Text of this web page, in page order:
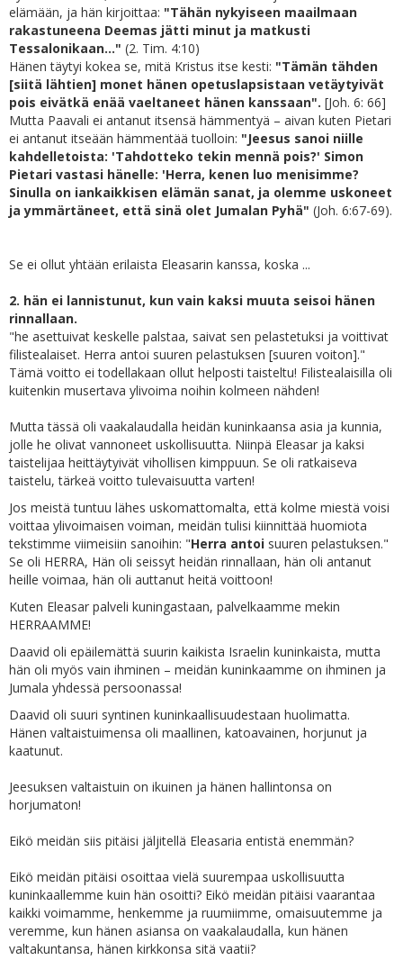
elämään, ja hän kirjoittaa: "Tähän nykyiseen maailmaan
rakastuneena Deemas jätti minut ja matkusti
Tessalonikaan..." (2. Tim. 4:10)
Hänen täytyi kokea se, mitä Kristus itse kesti: "Tämän tähden
[siitä lähtien] monet hänen opetuslapsistaan vetäytyivät
pois eivätkä enää vaeltaneet hänen kanssaan". [Joh. 6: 66]
Mutta Paavali ei antanut itsensä hämmentyä – aivan kuten Pietari
ei antanut itseään hämmentää tuolloin: "Jeesus sanoi niille
kahdelletoista: 'Tahdotteko tekin mennä pois?' Simon
Pietari vastasi hänelle: 'Herra, kenen luo menisimme?
Sinulla on iankaikkisen elämän sanat, ja olemme uskoneet
ja ymmärtäneet, että sinä olet Jumalan Pyhä" (Joh. 6:67-69).
Se ei ollut yhtään erilaista Eleasarin kanssa, koska ...
2. hän ei lannistunut, kun vain kaksi muuta seisoi hänen
rinnallaan.
"he asettuivat keskelle palstaa, saivat sen pelastetuksi ja voittivat
filistealaiset. Herra antoi suuren pelastuksen [suuren voiton]."
Tämä voitto ei todellakaan ollut helposti taisteltu! Filistealaisilla oli
kuitenkin musertava ylivoima noihin kolmeen nähden!
Mutta tässä oli vaakalaudalla heidän kuninkaansa asia ja kunnia,
jolle he olivat vannoneet uskollisuutta. Niinpä Eleasar ja kaksi
taistelijaa heittäytyivät vihollisen kimppuun. Se oli ratkaiseva
taistelu, tärkeä voitto tulevaisuutta varten!
Jos meistä tuntuu lähes uskomattomalta, että kolme miestä voisi
voittaa ylivoimaisen voiman, meidän tulisi kiinnittää huomiota
tekstimme viimeisiin sanoihin: "Herra antoi suuren pelastuksen."
Se oli HERRA, Hän oli seissyt heidän rinnallaan, hän oli antanut
heille voimaa, hän oli auttanut heitä voittoon!
Kuten Eleasar palveli kuningastaan, palvelkaamme mekin
HERRAAMME!
Daavid oli epäilemättä suurin kaikista Israelin kuninkaista, mutta
hän oli myös vain ihminen – meidän kuninkaamme on ihminen ja
Jumala yhdessä persoonassa!
Daavid oli suuri syntinen kuninkaallisuudestaan huolimatta.
Hänen valtaistuimensa oli maallinen, katoavainen, horjunut ja
kaatunut.
Jeesuksen valtaistuin on ikuinen ja hänen hallintonsa on
horjumaton!
Eikö meidän siis pitäisi jäljitellä Eleasaria entistä enemmän?
Eikö meidän pitäisi osoittaa vielä suurempaa uskollisuutta
kuninkaallemme kuin hän osoitti? Eikö meidän pitäisi vaarantaa
kaikki voimamme, henkemme ja ruumiimme, omaisuutemme ja
veremme, kun hänen asiansa on vaakalaudalla, kun hänen
valtakuntansa, hänen kirkkonsa sitä vaatii?